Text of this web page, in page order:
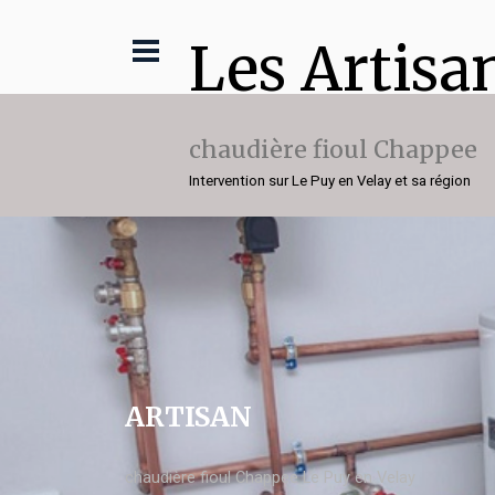
Les
chaudière fioul Chappee
Intervention sur Le Puy en Velay et sa région
ARTISAN
chaudière fioul Chappee Le Puy en Velay